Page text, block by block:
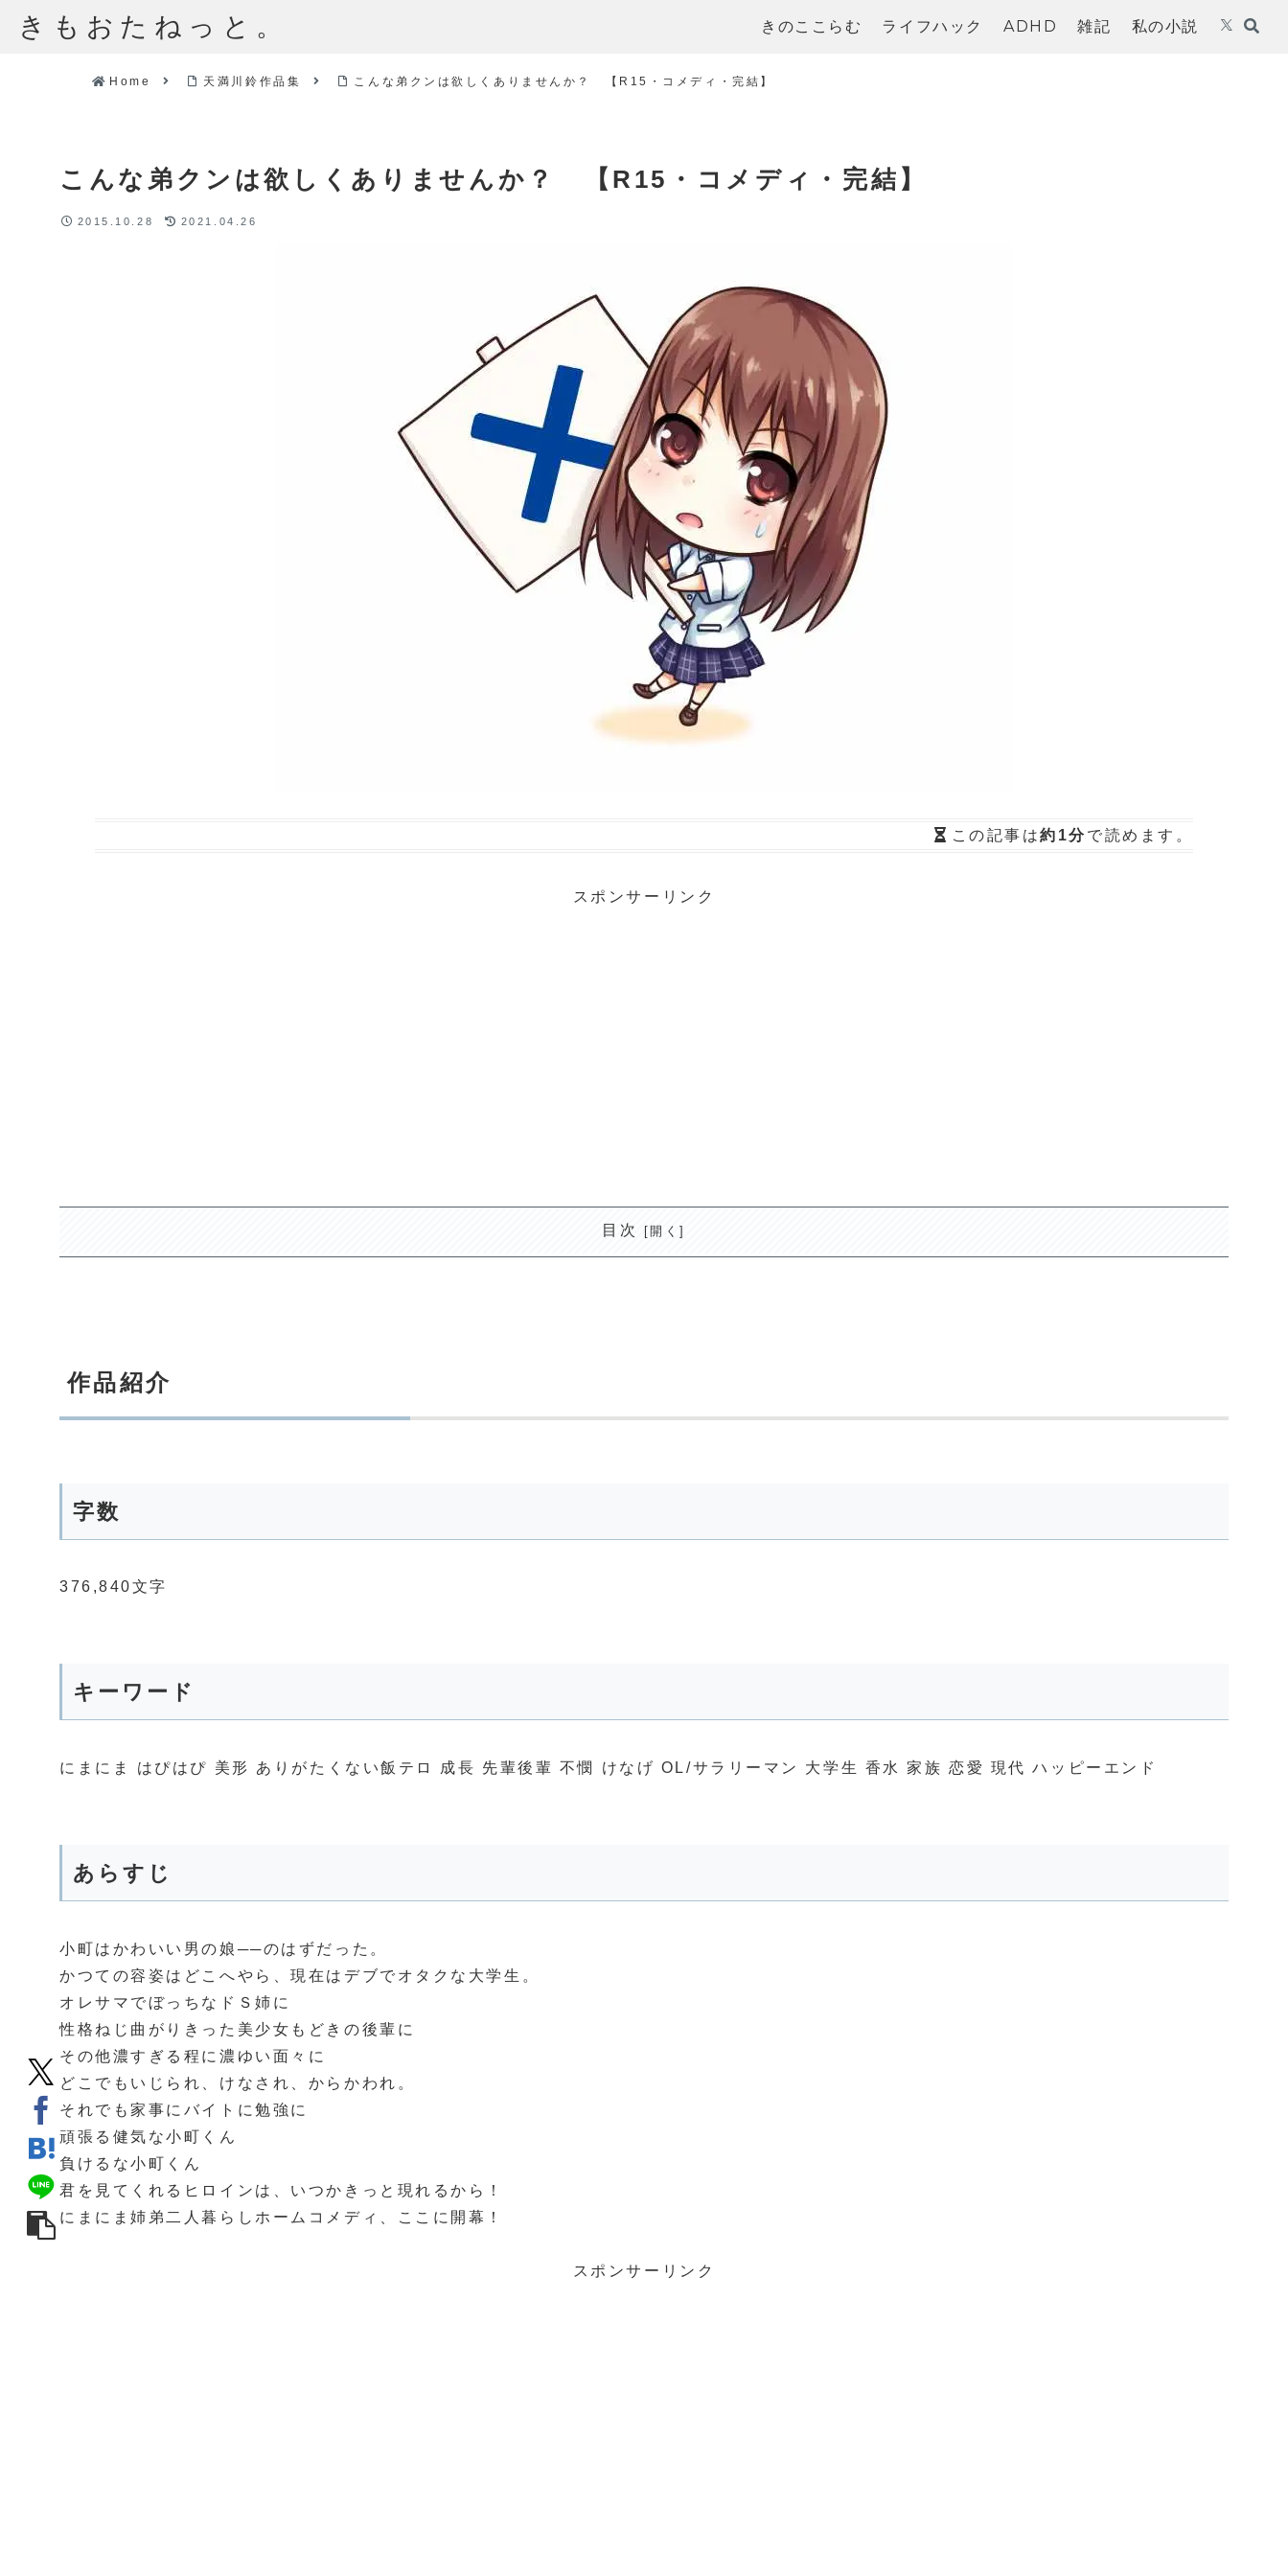
きもおたねっと。 きのここらむ ライフハック ADHD 雑記 私の小説
Home 天満川鈴作品集 こんな弟クンは欲しくありませんか？ 【R15・コメディ・完結】
こんな弟クンは欲しくありませんか？ 【R15・コメディ・完結】
2015.10.28 2021.04.26
この記事は約1分で読めます。
スポンサーリンク
目次
作品紹介
字数
376,840文字
キーワード
にまにま はぴはぴ 美形 ありがたくない飯テロ 成長 先輩後輩 不憫 けなげ OL/サラリーマン 大学生 香水 家族 恋愛 現代 ハッピーエンド
あらすじ
小町はかわいい男の娘──のはずだった。
かつての容姿はどこへやら、現在はデブでオタクな大学生。
オレサマでぼっちなドＳ姉に
性格ねじ曲がりきった美少女もどきの後輩に
その他濃すぎる程に濃ゆい面々に
どこでもいじられ、けなされ、からかわれ。
それでも家事にバイトに勉強に
頑張る健気な小町くん
負けるな小町くん
君を見てくれるヒロインは、いつかきっと現れるから！
にまにま姉弟二人暮らしホームコメディ、ここに開幕！
スポンサーリンク